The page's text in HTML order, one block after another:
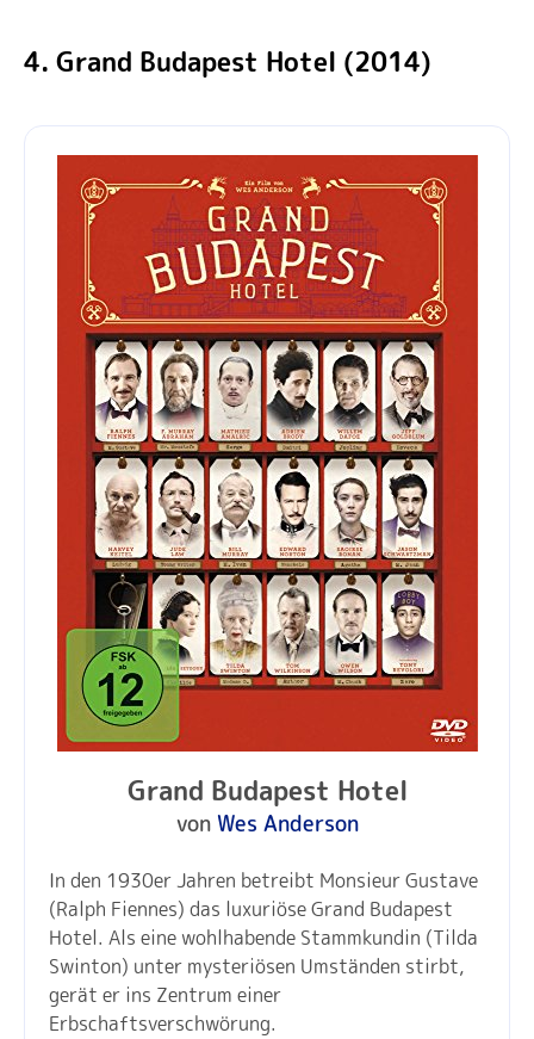
4. Grand Budapest Hotel (2014)
Grand Budapest Hotel
von Wes Anderson
In den 1930er Jahren betreibt Monsieur Gustave
(Ralph Fiennes) das luxuriöse Grand Budapest
Hotel. Als eine wohlhabende Stammkundin (Tilda
Swinton) unter mysteriösen Umständen stirbt,
gerät er ins Zentrum einer
Erbschaftsverschwörung.